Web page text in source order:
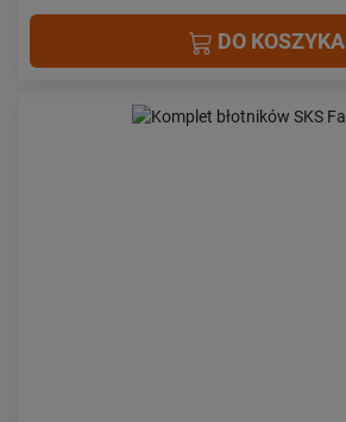
DO KOSZYKA